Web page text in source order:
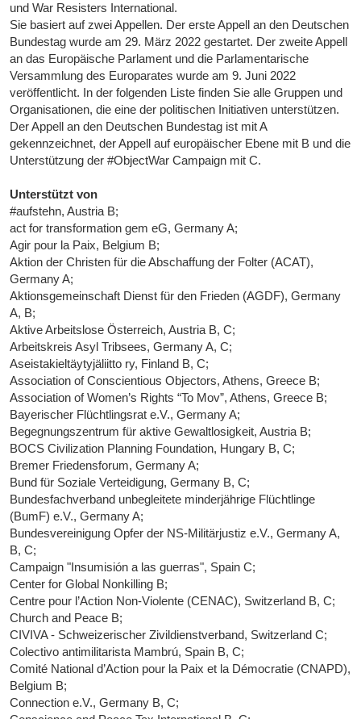
und War Resisters International.
Sie basiert auf zwei Appellen. Der erste Appell an den Deutschen
Bundestag wurde am 29. März 2022 gestartet. Der zweite Appell
an das Europäische Parlament und die Parlamentarische
Versammlung des Europarates wurde am 9. Juni 2022
veröffentlicht. In der folgenden Liste finden Sie alle Gruppen und
Organisationen, die eine der politischen Initiativen unterstützen.
Der Appell an den Deutschen Bundestag ist mit A
gekennzeichnet, der Appell auf europäischer Ebene mit B und die
Unterstützung der #ObjectWar Campaign mit C.
Unterstützt von
#aufstehn, Austria B;
act for transformation gem eG, Germany A;
Agir pour la Paix, Belgium B;
Aktion der Christen für die Abschaffung der Folter (ACAT),
Germany A;
Aktionsgemeinschaft Dienst für den Frieden (AGDF), Germany
A, B;
Aktive Arbeitslose Österreich, Austria B, C;
Arbeitskreis Asyl Tribsees, Germany A, C;
Aseistakieltäytyjäliitto ry, Finland B, C;
Association of Conscientious Objectors, Athens, Greece B;
Association of Women’s Rights “To Mov”, Athens, Greece B;
Bayerischer Flüchtlingsrat e.V., Germany A;
Begegnungszentrum für aktive Gewaltlosigkeit, Austria B;
BOCS Civilization Planning Foundation, Hungary B, C;
Bremer Friedensforum, Germany A;
Bund für Soziale Verteidigung, Germany B, C;
Bundesfachverband unbegleitete minderjährige Flüchtlinge
(BumF) e.V., Germany A;
Bundesvereinigung Opfer der NS-Militärjustiz e.V., Germany A,
B, C;
Campaign "Insumisión a las guerras", Spain C;
Center for Global Nonkilling B;
Centre pour l’Action Non-Violente (CENAC), Switzerland B, C;
Church and Peace B;
CIVIVA - Schweizerischer Zivildienstverband, Switzerland C;
Colectivo antimilitarista Mambrú, Spain B, C;
Comité National d’Action pour la Paix et la Démocratie (CNAPD),
Belgium B;
Connection e.V., Germany B, C;